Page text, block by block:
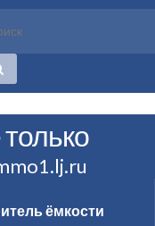
ёмкости